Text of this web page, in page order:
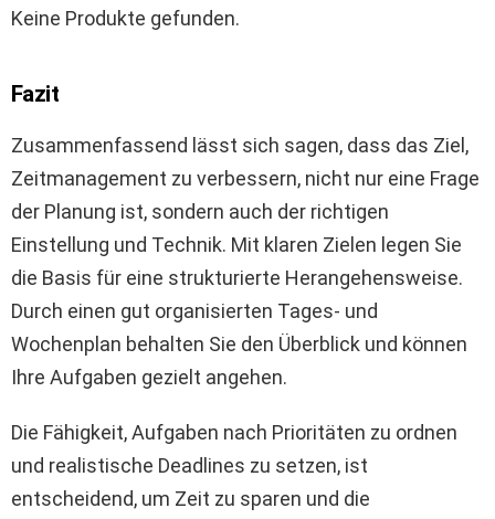
Keine Produkte gefunden.
Fazit
Zusammenfassend lässt sich sagen, dass das Ziel,
Zeitmanagement zu verbessern, nicht nur eine Frage
der Planung ist, sondern auch der richtigen
Einstellung und Technik. Mit klaren Zielen legen Sie
die Basis für eine strukturierte Herangehensweise.
Durch einen gut organisierten Tages- und
Wochenplan behalten Sie den Überblick und können
Ihre Aufgaben gezielt angehen.
Die Fähigkeit, Aufgaben nach Prioritäten zu ordnen
und realistische Deadlines zu setzen, ist
entscheidend, um Zeit zu sparen und die